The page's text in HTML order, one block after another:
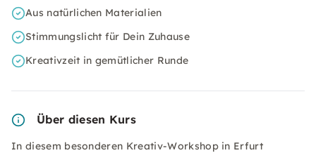
Aus natürlichen Materialien
Stimmungslicht für Dein Zuhause
Kreativzeit in gemütlicher Runde
Über diesen Kurs
In diesem besonderen Kreativ-Workshop in Erfurt